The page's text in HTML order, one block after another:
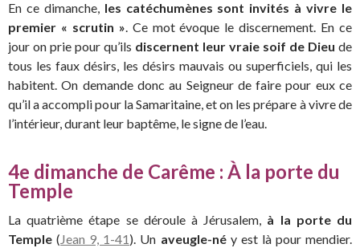
En ce dimanche, les catéchumènes sont invités à vivre le
premier « scrutin ». Ce mot évoque le discernement. En ce
jour on prie pour qu’ils discernent leur vraie soif de Dieu de
tous les faux désirs, les désirs mauvais ou superficiels, qui les
habitent. On demande donc au Seigneur de faire pour eux ce
qu’il a accompli pour la Samaritaine, et on les prépare à vivre de
l’intérieur, durant leur baptême, le signe de l’eau.
4e dimanche de Carême : À la porte du
Temple
La quatrième étape se déroule à Jérusalem, à la porte du
Temple (Jean 9, 1-41). Un aveugle-néy est là pour mendier.